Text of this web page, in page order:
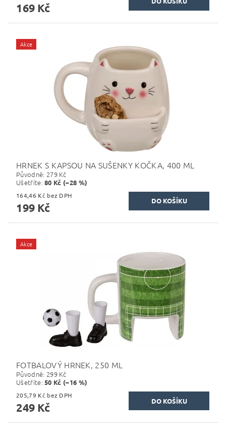
169 Kč
Akce
HRNEK S KAPSOU NA SUŠENKY KOČKA, 400 ML
Původně: 279 Kč
Ušetříte:80 Kč (–28 %)
164,46 Kč bez DPH
199 Kč
Akce
FOTBALOVÝ HRNEK, 250 ML
Původně: 299 Kč
Ušetříte:50 Kč (–16 %)
205,79 Kč bez DPH
249 Kč